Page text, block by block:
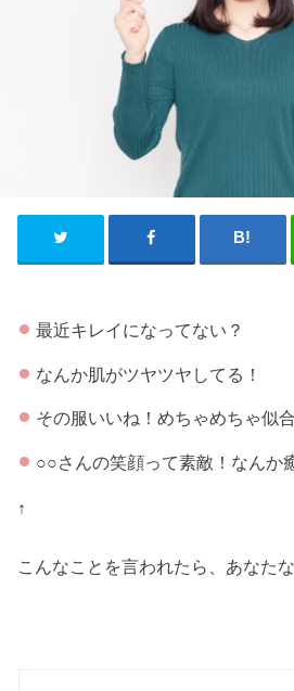
最近キレイになってない？
なんか肌がツヤツヤしてる！
その服いいね！めちゃめちゃ似
○○さんの笑顔って素敵！なんか
↑
こんなことを言われたら、あなた